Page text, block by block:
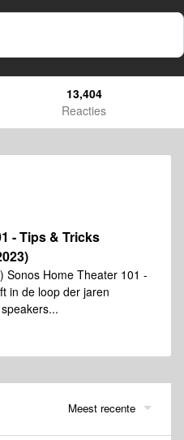
13,404
Reacties
- Tips & Tricks
Sonos Home Theater 101 -
in de loop der jaren
Meest recente